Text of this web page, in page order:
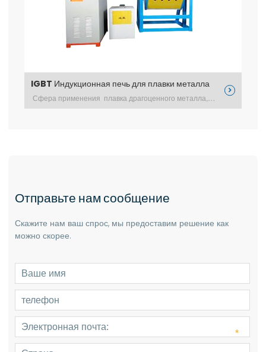
IGBT Индукционная печь для плавки металла

Отправьте нам сообщение
Скажите нам ваш спрос, мы предоставим решение как
можно скорее.